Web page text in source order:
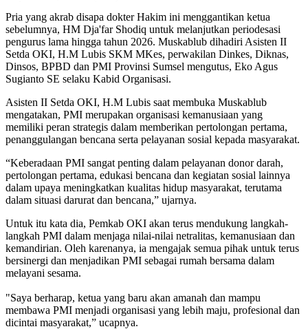
Pria yang akrab disapa dokter Hakim ini menggantikan ketua
sebelumnya, HM Dja'far Shodiq untuk melanjutkan periodesasi
pengurus lama hingga tahun 2026. Muskablub dihadiri Asisten II
Setda OKI, H.M Lubis SKM MKes, perwakilan Dinkes, Diknas,
Dinsos, BPBD dan PMI Provinsi Sumsel mengutus, Eko Agus
Sugianto SE selaku Kabid Organisasi.
Asisten II Setda OKI, H.M Lubis saat membuka Muskablub
mengatakan, PMI merupakan organisasi kemanusiaan yang
memiliki peran strategis dalam memberikan pertolongan pertama,
penanggulangan bencana serta pelayanan sosial kepada masyarakat.
“Keberadaan PMI sangat penting dalam pelayanan donor darah,
pertolongan pertama, edukasi bencana dan kegiatan sosial lainnya
dalam upaya meningkatkan kualitas hidup masyarakat, terutama
dalam situasi darurat dan bencana,” ujarnya.
Untuk itu kata dia, Pemkab OKI akan terus mendukung langkah-
langkah PMI dalam menjaga nilai-nilai netralitas, kemanusiaan dan
kemandirian. Oleh karenanya, ia mengajak semua pihak untuk terus
bersinergi dan menjadikan PMI sebagai rumah bersama dalam
melayani sesama.
"Saya berharap, ketua yang baru akan amanah dan mampu
membawa PMI menjadi organisasi yang lebih maju, profesional dan
dicintai masyarakat,” ucapnya.